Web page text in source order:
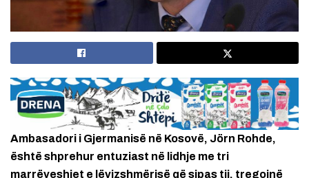
Ambasadori i Gjermanisë në Kosovë, Jörn Rohde,
është shprehur entuziast në lidhje me tri
marrëveshjet e lëvizshmërisë që sipas tij, tregojnë